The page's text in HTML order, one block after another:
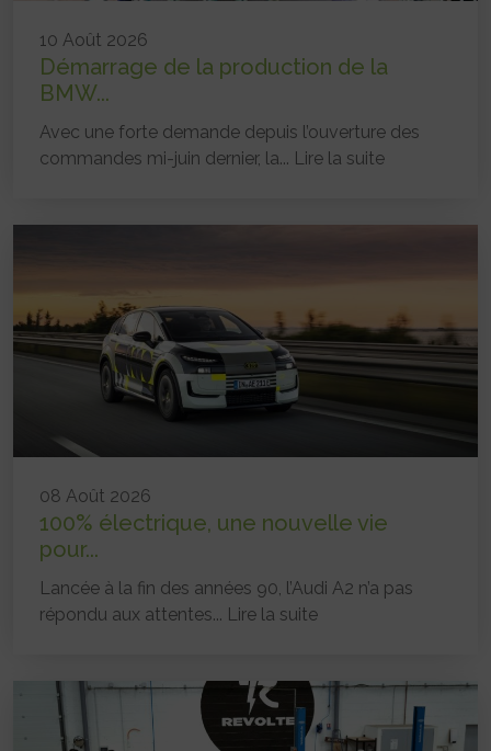
10 Août 2026
Démarrage de la production de la
BMW...
Avec une forte demande depuis l’ouverture des
commandes mi-juin dernier, la... Lire la suite
08 Août 2026
100% électrique, une nouvelle vie
pour...
Lancée à la fin des années 90, l’Audi A2 n’a pas
répondu aux attentes... Lire la suite